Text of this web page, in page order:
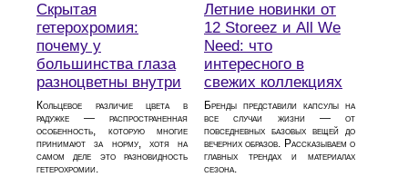
Скрытая
гетерохромия:
почему у
большинства глаза
разноцветны внутри
Кольцевое различие цвета в
радужке — распространенная
особенность, которую многие
принимают за норму, хотя на
самом деле это разновидность
гетерохромии.
Летние новинки от
12 Storeez и All We
Need: что
интересного в
свежих коллекциях
Бренды представили капсулы на
все случаи жизни — от
повседневных базовых вещей до
вечерних образов. Рассказываем о
главных трендах и материалах
сезона.